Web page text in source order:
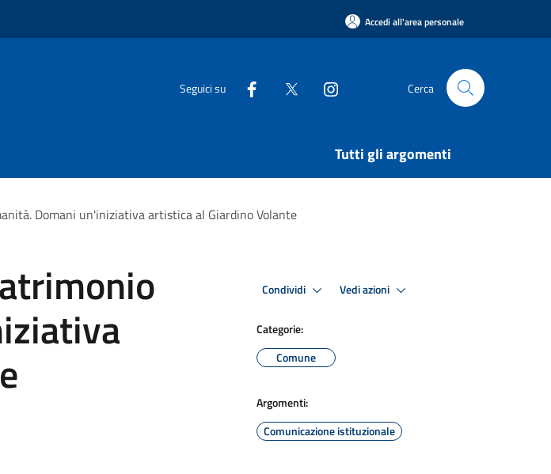
Accedi all'area personale
Seguici su Cerca
Tutti gli argomenti
Domani un'iniziativa artistica al Giardino Volante
Condividi Vedi azioni
Categorie:
Comune
Argomenti:
Comunicazione istituzionale